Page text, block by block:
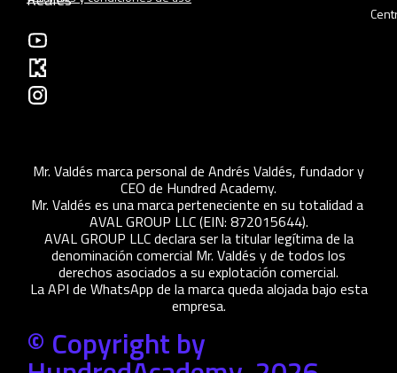
Mr. Valdés marca personal de Andrés Valdés, fundador y
CEO de Hundred Academy.
Mr. Valdés es una marca perteneciente en su totalidad a
AVAL GROUP LLC (EIN: 872015644).
AVAL GROUP LLC declara ser la titular legítima de la
denominación comercial Mr. Valdés y de todos los
derechos asociados a su explotación comercial.
La API de WhatsApp de la marca queda alojada bajo esta
empresa.
© Copyright by